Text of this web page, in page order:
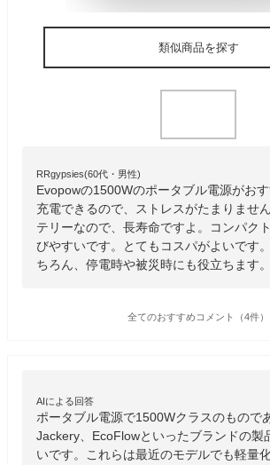
類似商品を探す
RRgypsies(60代・男性)
Evopowの1500Wのポータブル電源がお
充電できるので、ストレスがたまりませ
テリーなので、長寿命ですよ。コンパク
びやすいです。とてもコスパがよいです
ちろん、停電時や被災時にも役立ちます。
全てのおすすめコメント（4件）
AIによる回答
ポータブル電源で1500Wクラスのもので
Jackery、EcoFlowといったブランドの製
いです。これらは最近のモデルでも軽量